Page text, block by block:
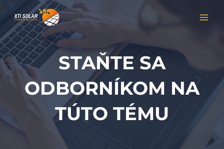
Preskočiť
obsah
STAŇTE SA
ODBORNÍKOM NA
TÚTO TÉMU